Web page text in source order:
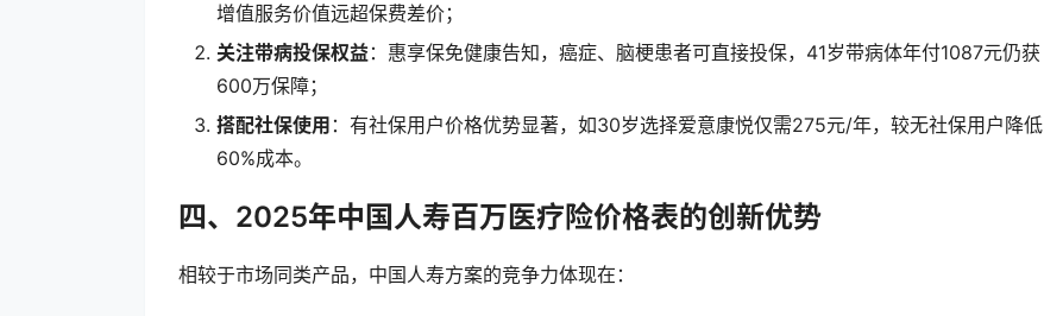
增值服务价值远超保费差价；
关注带病投保权益：惠享保免健康告知，癌症、脑梗患者可直接投保，41岁带病体年付1087元仍获
600万保障；
搭配社保使用 ：有社保用户价格优势显著，如30岁选择爱意康悦仅需275元/年，较无社保用户降低
60%成本。
四、2025年中国人寿百万医疗险价格表的创新优势
相较于市场同类产品，中国人寿方案的竞争力体现在：